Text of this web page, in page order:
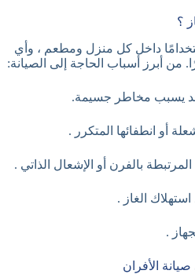
؟
داخل كل منزل ومطعم ، وأي
من أبرز أسباب الحاجة إلى الصيانة:
يسبب مخاطر جسيمة.
أو انطفائها المتكرر .
المرتبطة بالفرن أو الإشعال الذاتي .
الغاز .
.
الأفران